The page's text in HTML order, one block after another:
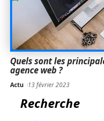
Quels sont les
agence web ?
Actu 13 février 2023
Recherche